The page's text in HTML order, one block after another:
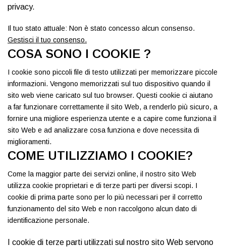
privacy.
Il tuo stato attuale: Non è stato concesso alcun consenso.
Gestisci il tuo consenso.
COSA SONO I COOKIE ?
I cookie sono piccoli file di testo utilizzati per memorizzare piccole
informazioni. Vengono memorizzati sul tuo dispositivo quando il
sito web viene caricato sul tuo browser. Questi cookie ci aiutano
a far funzionare correttamente il sito Web, a renderlo più sicuro, a
fornire una migliore esperienza utente e a capire come funziona il
sito Web e ad analizzare cosa funziona e dove necessita di
miglioramenti.
COME UTILIZZIAMO I COOKIE?
Come la maggior parte dei servizi online, il nostro sito Web
utilizza cookie proprietari e di terze parti per diversi scopi. I
cookie di prima parte sono per lo più necessari per il corretto
funzionamento del sito Web e non raccolgono alcun dato di
identificazione personale.
I cookie di terze parti utilizzati sul nostro sito Web servono